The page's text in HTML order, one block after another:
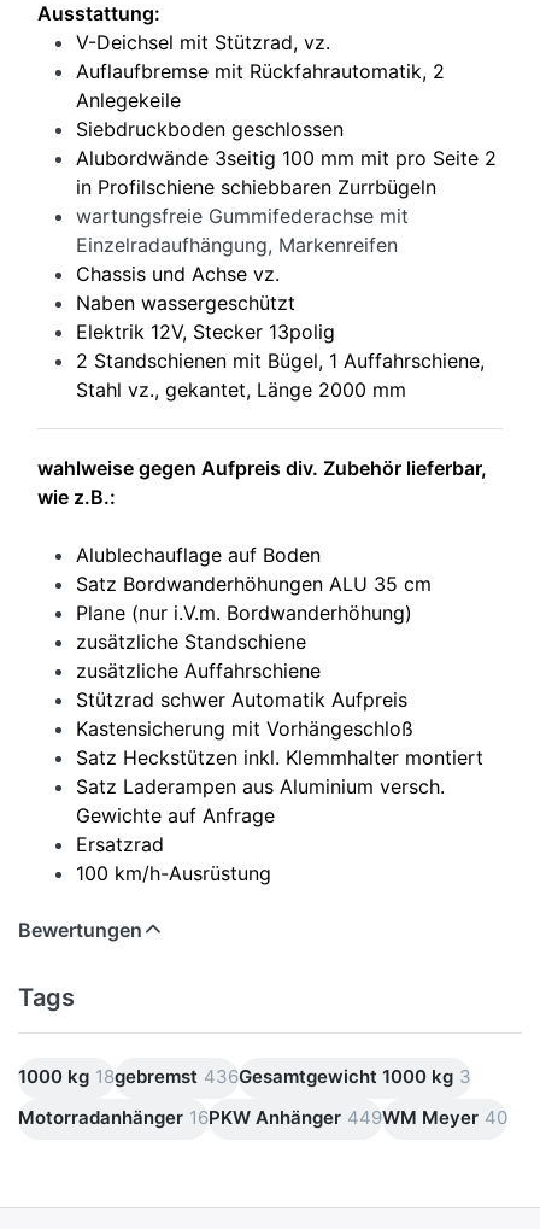
Ausstattung:
V-Deichsel mit Stützrad, vz.
Auflaufbremse mit Rückfahrautomatik, 2
Anlegekeile
Siebdruckboden geschlossen
Alubordwände 3seitig 100 mm mit pro Seite 2
in Profilschiene schiebbaren Zurrbügeln
wartungsfreie Gummifederachse mit
Einzelradaufhängung, Markenreifen
Chassis und Achse vz.
Naben wassergeschützt
Elektrik 12V, Stecker 13polig
2 Standschienen mit Bügel, 1 Auffahrschiene,
Stahl vz., gekantet, Länge 2000 mm
wahlweise gegen Aufpreis div. Zubehör lieferbar,
wie z.B.:
Alublechauflage auf Boden
Satz Bordwanderhöhungen ALU 35 cm
Plane (nur i.V.m. Bordwanderhöhung)
zusätzliche Standschiene
zusätzliche Auffahrschiene
Stützrad schwer Automatik Aufpreis
Kastensicherung mit Vorhängeschloß
Satz Heckstützen inkl. Klemmhalter montiert
Satz Laderampen aus Aluminium versch.
Gewichte auf Anfrage
Ersatzrad
100 km/h-Ausrüstung
Bewertungen
Tags
1000 kg 18gebremst 436Gesamtgewicht 1000 kg 3
Motorradanhänger 16PKW Anhänger 449WM Meyer 40